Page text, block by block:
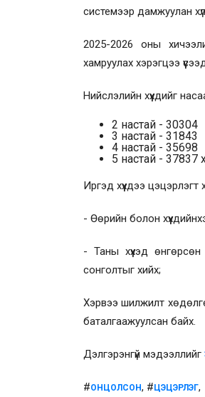
системээр дамжуулан
2025-2026 оны
хамруулах хэрэгцээ
Нийслэлийн хүүхдийг
2 настай - 30304
3 настай - 31843
4 настай - 35698
5 настай - 37837
Иргэд хүүхдээ
- Өөрийн болон
- Таны хүүхэд
сонголтыг хийх;
Хэрвээ шилжилт
баталгаажуулсан байх.
Дэлгэрэнгүй мэдээллийг
#ОНЦОЛСОН, #ЦЭЦЭРЛЭГ,